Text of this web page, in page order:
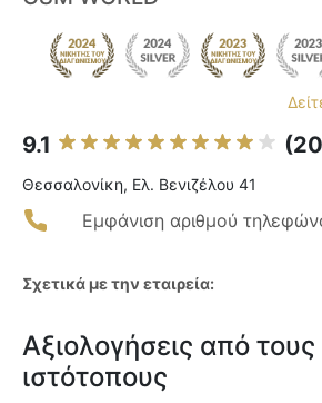
9.1
Θεσσαλονίκη, Ελ. Βενιζέλου 41
Εμφάνιση αριθμού
Σχετικά με την εταιρεία:
Αξιολογήσεις από
ιστότοπους